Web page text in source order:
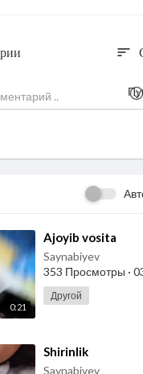
sort
0:21
⁣Ajoyib vosita
Saynabiyev
353 Просмотры ·
Другой
⁣Shirinlik
Saynabiyev